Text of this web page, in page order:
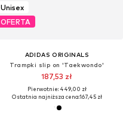
Unisex
OFERTA
ADIDAS ORIGINALS
Trampki slip on 'Taekwondo'
187,53 zł
Pierwotnie: 449,00 zł
Ostatnia najniższa cena:167,45 zł